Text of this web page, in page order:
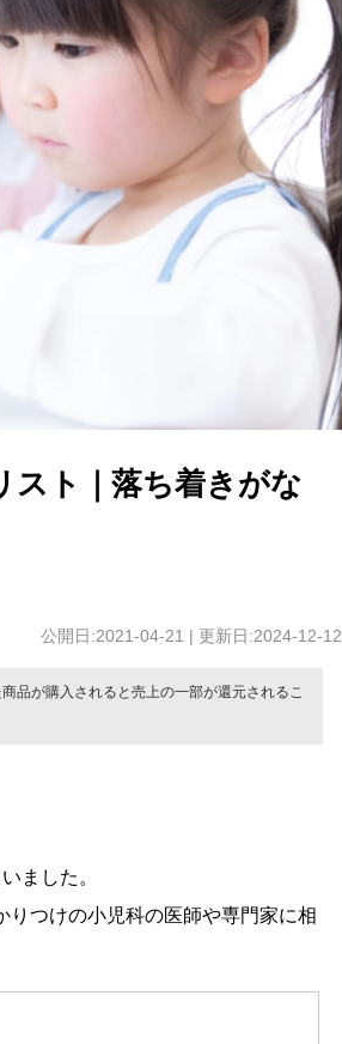
スト｜落ち着きがな
公開日:2021-04-21 | 更新日:2024-12-12
品が購入されると売上の一部が還元されるこ
ました。
りつけの小児科の医師や専門家に相